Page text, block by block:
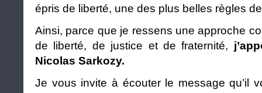
épris de liberté, une des plus belles règles
Ainsi, parce que je ressens une approche
de liberté, de justice et de fraternité,
Nicolas Sarkozy.
Je vous invite à écouter le message qu’il